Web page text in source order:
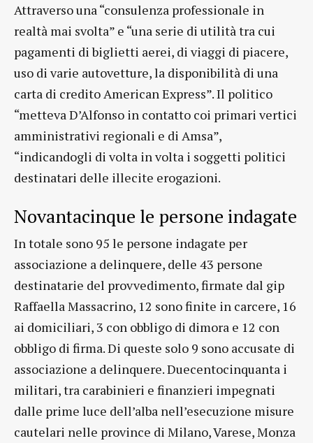
Attraverso una “consulenza professionale in
realtà mai svolta” e “una serie di utilità tra cui
pagamenti di biglietti aerei, di viaggi di piacere,
uso di varie autovetture, la disponibilità di una
carta di credito American Express”. Il politico
“metteva D’Alfonso in contatto coi primari vertici
amministrativi regionali e di Amsa”,
“indicandogli di volta in volta i soggetti politici
destinatari delle illecite erogazioni.
Novantacinque le persone indagate
In totale sono 95 le persone indagate per
associazione a delinquere, delle 43 persone
destinatarie del provvedimento, firmate dal gip
Raffaella Massacrino, 12 sono finite in carcere, 16
ai domiciliari, 3 con obbligo di dimora e 12 con
obbligo di firma. Di queste solo 9 sono accusate di
associazione a delinquere. Duecentocinquanta i
militari, tra carabinieri e finanzieri impegnati
dalle prime luce dell’alba nell’esecuzione misure
cautelari nelle province di Milano, Varese, Monza